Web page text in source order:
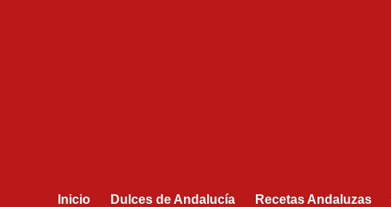
Inicio Dulces de Andalucía Recetas Andaluzas